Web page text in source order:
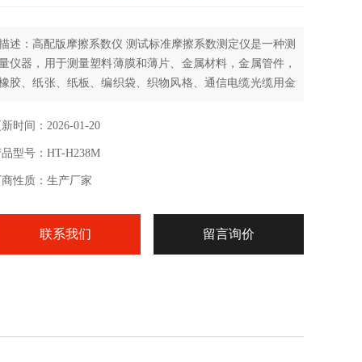
述：高配版摩擦系数仪 测试标准摩擦系数测定仪是一种测
仪器，用于测量塑料薄膜和薄片、金属材料，金属管件，
胶、纸张、纸板、编织袋、织物风格、通信电缆光缆用金
、轮胎等材料滑动时的静摩擦系数和动摩擦系数。通过测
足产品使用要求。另外还可用于化妆品、滴眼液等日化用品
滑爽性能测定。
新时间：2026-01-20
品型号：HT-H238M
商性质：生产厂家
联系我们 留言询价